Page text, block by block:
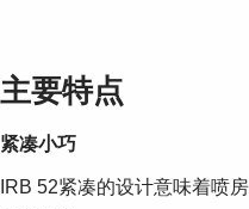
主要特点
紧凑小巧
IRB 52紧凑的设计意味着喷